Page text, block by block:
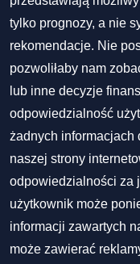
tylko prognozy, a nie
rekomendacje. Nie
pozwoliłaby nam
lub inne decyzje
odpowiedzialność
żadnych informacjach
naszej strony
odpowiedzialności za
użytkownik może
informacji zawartych
może zawierać